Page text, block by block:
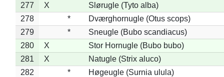
277
X
Slørugle (Tyto alba)
278
*
Dværghornugle (Otus scops)
279
*
Sneugle (Bubo scandiacus)
280
X
Stor Hornugle (Bubo bubo)
281
X
Natugle (Strix aluco)
282
*
Høgeugle (Surnia ulula)